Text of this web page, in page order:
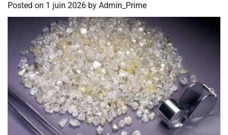
Posted on 1 juin 2026 by Admin_Prime